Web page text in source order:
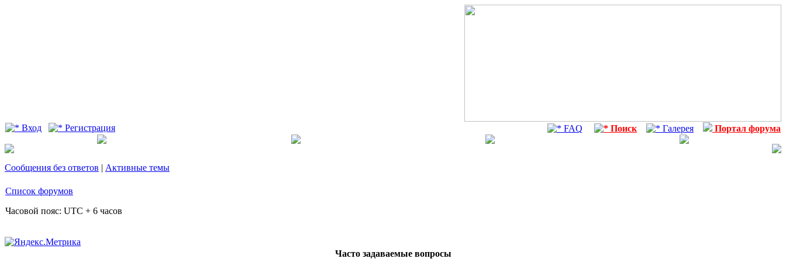
Вход Регистрация FAQ Поиск Галерея Портал форума
Сообщения без ответов | Активные темы
Список форумов
Часовой пояс: UTC + 6 часов
Часто задаваемые вопросы